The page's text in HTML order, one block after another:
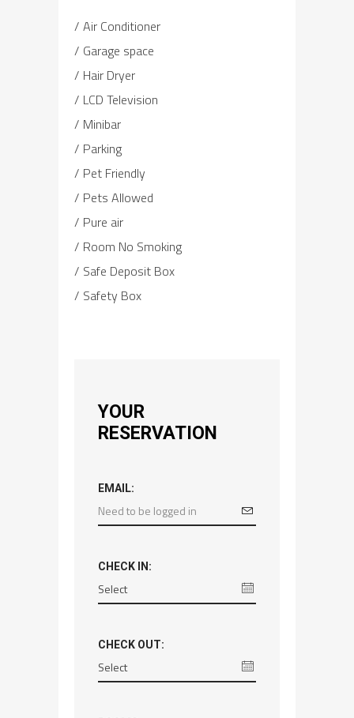
Air Conditioner
Garage space
Hair Dryer
LCD Television
Minibar
Parking
Pet Friendly
Pets Allowed
Pure air
Room No Smoking
Safe Deposit Box
Safety Box
YOUR
RESERVATION
EMAIL:
CHECK IN:
CHECK OUT: